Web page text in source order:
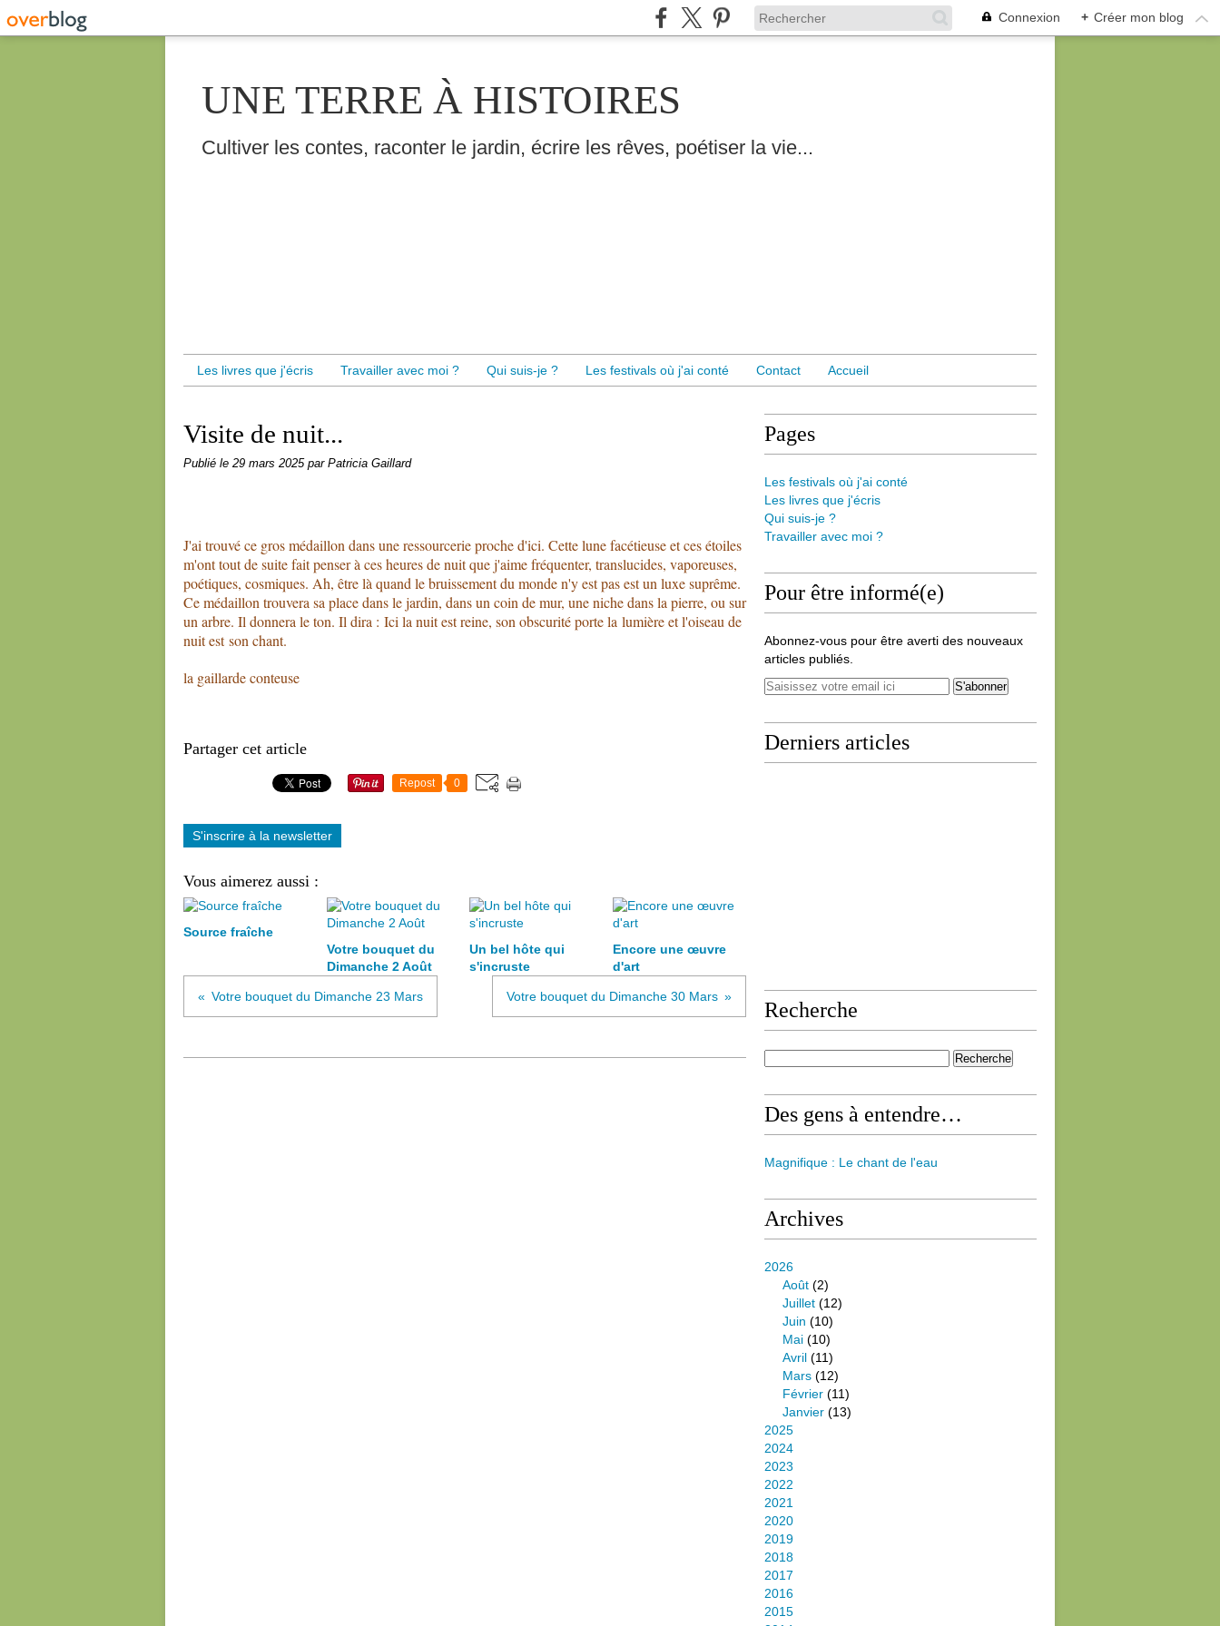
Connexion + Créer mon blog
UNE TERRE À HISTOIRES
Cultiver les contes, raconter le jardin, écrire les rêves, poétiser la vie...
Les livres que j'écris Travailler avec moi ? Qui suis-je ? Les festivals où j'ai conté Contact Accueil
Visite de nuit...
Publié le 29 mars 2025 par Patricia Gaillard
J'ai trouvé ce gros médaillon dans une ressourcerie proche d'ici. Cette lune facétieuse et ces étoiles
m'ont tout de suite fait penser à ces heures de nuit que j'aime fréquenter, translucides, vaporeuses,
poétiques, cosmiques. Ah, être là quand le bruissement du monde n'y est pas est un luxe suprême.
Ce médaillon trouvera sa place dans le jardin, dans un coin de mur, une niche dans la pierre, ou sur
un arbre. Il donnera le ton. Il dira : Ici la nuit est reine, son obscurité porte la lumière et l'oiseau de
nuit est son chant.
la gaillarde conteuse
Partager cet article
Repost 0
S'inscrire à la newsletter
Vous aimerez aussi :
Source fraîche
Votre bouquet du
Dimanche 2 Août
Un bel hôte qui
s'incruste
Encore une œuvre
d'art
Votre bouquet du Dimanche 23 Mars Votre bouquet du Dimanche 30 Mars
Pages
Les festivals où j'ai conté
Les livres que j'écris
Qui suis-je ?
Travailler avec moi ?
Pour être informé(e)
Abonnez-vous pour être averti des nouveaux
articles publiés.
Derniers articles
Recherche
Des gens à entendre…
Magnifique : Le chant de l'eau
Archives
2026
Août (2)
Juillet (12)
Juin (10)
Mai (10)
Avril (11)
Mars (12)
Février (11)
Janvier (13)
2025
2024
2023
2022
2021
2020
2019
2018
2017
2016
2015